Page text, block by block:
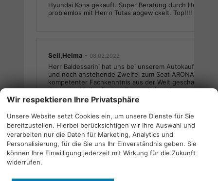
Hyundai Kona gekauft. Super Beratung durch Herrn
problemlos mit Herrn Tutas abgewickelt. Top!!!!
Sell,Helma - 08.02.2022
Herr Baldessarini hat uns bei unserem Autokauf
und noch anstehende Zweifel zum Seat ARONA
kompetenter Fachkenntnis aus der Welt geschafft.
das super Verkaufsgespräch und die sehr gute
Verkaufsatmosphäre.Mit freundlichen Güßen Sell/
Michael Pfannmüller -07.02.2022
Alles problemlos und schnell abgewickelt. Bei
Erreichbarkeit und jederzeit fundierte Auskunft. Wenn
Wir respektieren Ihre Privatsphäre
Unsere Website setzt Cookies ein, um unsere Dienste für Sie
bereitzustellen. Hierbei berücksichtigen wir Ihre Auswahl und
verarbeiten nur die Daten für Marketing, Analytics und
Personalisierung, für die Sie uns Ihr Einverständnis geben. Sie
können Ihre Einwilligung jederzeit mit Wirkung für die Zukunft
widerrufen.